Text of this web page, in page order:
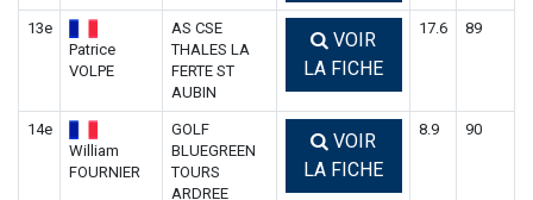
13e
Patrice
VOLPE
AS CSE
THALES LA
FERTE ST
AUBIN
VOIR
LA FICHE
17.6 89
14e
William
FOURNIER
GOLF
BLUEGREEN
TOURS
ARDREE
VOIR
LA FICHE
8.9 90